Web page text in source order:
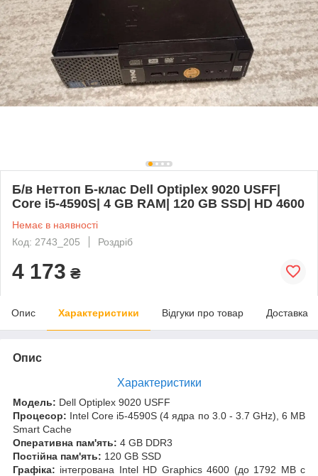
Б/в Неттоп Б-клас Dell Optiplex 9020 USFF|
Core i5-4590S| 4 GB RAM| 120 GB SSD| HD 4600
Немає в наявності
Код: 2743_205
Роздріб
4 173 ₴
Опис Характеристики Відгуки про товар Доставка
Опис
Характеристики
Модель: Dell Optiplex 9020 USFF
Процесор: Intel Core i5-4590S (4 ядра по 3.0 - 3.7 GHz), 6 MB
Smart Cache
Оперативна пам'ять: 4 GB DDR3
Постійна пам'ять: 120 GB SSD
Графіка: інтегрована Intel HD Graphics 4600 (до 1792 MB с